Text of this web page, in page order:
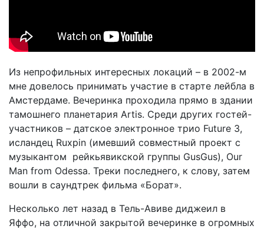
Из непрофильных интересных локаций – в 2002-м
мне довелось принимать участие в старте лейбла в
Амстердаме. Вечеринка проходила прямо в здании
тамошнего планетария Artis. Среди других гостей-
участников – датское электронное трио Future 3,
исландец Ruxpin (имевший совместный проект с
музыкантом рейкьявикской группы GusGus), Our
Man from Odessa. Треки последнего, к слову, затем
вошли в саундтрек фильма «Борат».
Несколько лет назад в Тель-Авиве диджеил в
Яффо, на отличной закрытой вечеринке в огромных